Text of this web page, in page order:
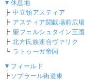
▼休息地
┣中立領アスティア
┣ アスティア闘戯場前広場
┣聖フェルシュタイン王国
┣北方氏族連合ヴァリク
┗ ラトゥーガ帝国
▼フィールド
┣ ソプラール街道東